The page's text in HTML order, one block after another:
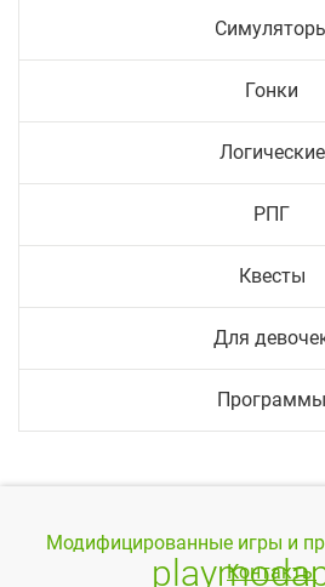
Гонки
Логические
РПГ
Квесты
Для
Программы
Модифицированные игры и
Контакты